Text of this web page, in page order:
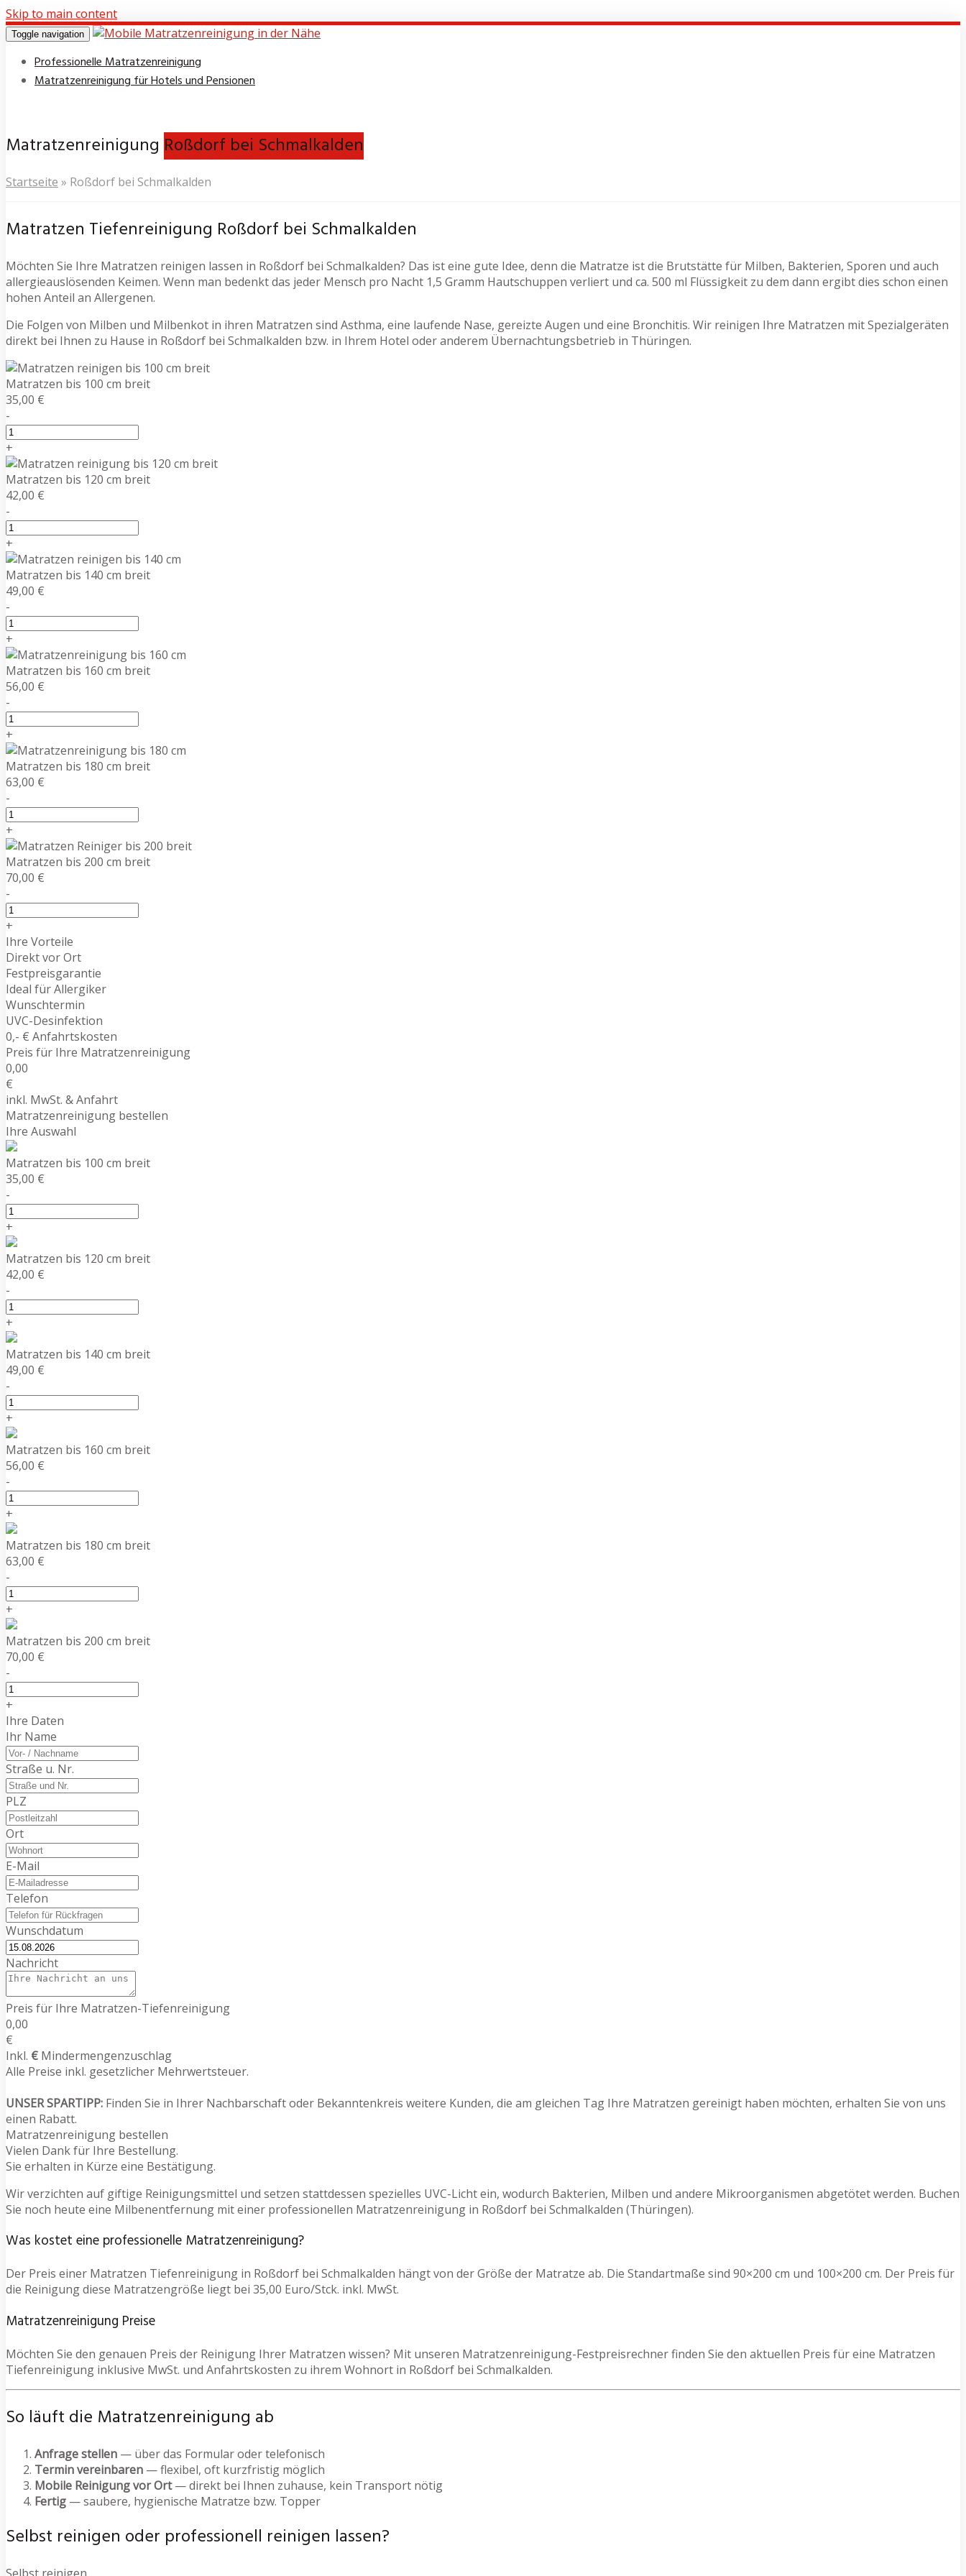
Skip to main content
Toggle navigation
Professionelle Matratzenreinigung
Matratzenreinigung für Hotels und Pensionen
Matratzenreinigung Roßdorf bei Schmalkalden
Startseite » Roßdorf bei Schmalkalden
Matratzen Tiefenreinigung Roßdorf bei Schmalkalden
Möchten Sie Ihre Matratzen reinigen lassen in Roßdorf bei Schmalkalden? Das ist eine gute Idee, denn die Matratze ist die Brutstätte für Milben, Bakterien, Sporen und auch
allergieauslösenden Keimen. Wenn man bedenkt das jeder Mensch pro Nacht 1,5 Gramm Hautschuppen verliert und ca. 500 ml Flüssigkeit zu dem dann ergibt dies schon einen
hohen Anteil an Allergenen.
Die Folgen von Milben und Milbenkot in ihren Matratzen sind Asthma, eine laufende Nase, gereizte Augen und eine Bronchitis. Wir reinigen Ihre Matratzen mit Spezialgeräten
direkt bei Ihnen zu Hause in Roßdorf bei Schmalkalden bzw. in Ihrem Hotel oder anderem Übernachtungsbetrieb in Thüringen.
Matratzen bis 100 cm breit
35,00 €
-
+
Matratzen bis 120 cm breit
42,00 €
-
+
Matratzen bis 140 cm breit
49,00 €
-
+
Matratzen bis 160 cm breit
56,00 €
-
+
Matratzen bis 180 cm breit
63,00 €
-
+
Matratzen bis 200 cm breit
70,00 €
-
+
Ihre Vorteile
Direkt vor Ort
Festpreisgarantie
Ideal für Allergiker
Wunschtermin
UVC-Desinfektion
0,- € Anfahrtskosten
Preis für Ihre Matratzenreinigung
0,00
€
inkl. MwSt. & Anfahrt
Matratzenreinigung bestellen
Ihre Auswahl
Matratzen bis 100 cm breit
35,00 €
-
+
Matratzen bis 120 cm breit
42,00 €
-
+
Matratzen bis 140 cm breit
49,00 €
-
+
Matratzen bis 160 cm breit
56,00 €
-
+
Matratzen bis 180 cm breit
63,00 €
-
+
Matratzen bis 200 cm breit
70,00 €
-
+
Ihre Daten
Ihr Name
Straße u. Nr.
PLZ
Ort
E-Mail
Telefon
Wunschdatum
Nachricht
Preis für Ihre Matratzen-Tiefenreinigung
0,00
€
Inkl. € Mindermengenzuschlag
Alle Preise inkl. gesetzlicher Mehrwertsteuer.
UNSER SPARTIPP: Finden Sie in Ihrer Nachbarschaft oder Bekanntenkreis weitere Kunden, die am gleichen Tag Ihre Matratzen gereinigt haben möchten, erhalten Sie von uns
einen Rabatt.
Matratzenreinigung bestellen
Vielen Dank für Ihre Bestellung.
Sie erhalten in Kürze eine Bestätigung.
Wir verzichten auf giftige Reinigungsmittel und setzen stattdessen spezielles UVC-Licht ein, wodurch Bakterien, Milben und andere Mikroorganismen abgetötet werden. Buchen
Sie noch heute eine Milbenentfernung mit einer professionellen Matratzenreinigung in Roßdorf bei Schmalkalden (Thüringen).
Was kostet eine professionelle Matratzenreinigung?
Der Preis einer Matratzen Tiefenreinigung in Roßdorf bei Schmalkalden hängt von der Größe der Matratze ab. Die Standartmaße sind 90×200 cm und 100×200 cm. Der Preis für
die Reinigung diese Matratzengröße liegt bei 35,00 Euro/Stck. inkl. MwSt.
Matratzenreinigung Preise
Möchten Sie den genauen Preis der Reinigung Ihrer Matratzen wissen? Mit unseren Matratzenreinigung-Festpreisrechner finden Sie den aktuellen Preis für eine Matratzen
Tiefenreinigung inklusive MwSt. und Anfahrtskosten zu ihrem Wohnort in Roßdorf bei Schmalkalden.
So läuft die Matratzenreinigung ab
Anfrage stellen — über das Formular oder telefonisch
Termin vereinbaren — flexibel, oft kurzfristig möglich
Mobile Reinigung vor Ort— direkt bei Ihnen zuhause, kein Transport nötig
Fertig — saubere, hygienische Matratze bzw. Topper
Selbst reinigen oder professionell reinigen lassen?